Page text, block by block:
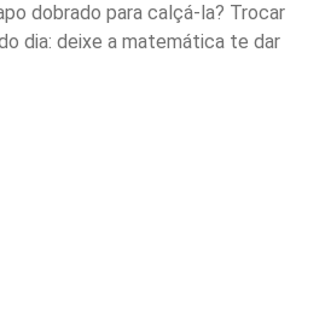
dobrado para calçá-la? Trocar
dia: deixe a matemática te dar